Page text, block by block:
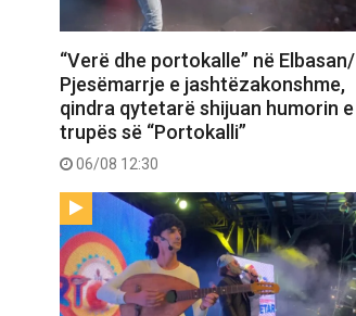
“Verë dhe portokalle” në Elbasan/
Pjesëmarrje e jashtëzakonshme,
qindra qytetarë shijuan humorin e
trupës së “Portokalli”
06/08 12:30